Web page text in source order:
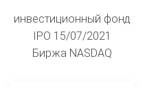
инвестиционный фонд
IPO 15/07/2021
Биржа NASDAQ